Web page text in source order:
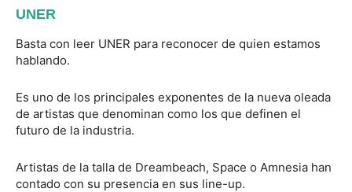
UNER
Basta con leer UNER para reconocer de quien estamos
hablando.
Es uno de los principales exponentes de la nueva oleada
de artistas que denominan como los que definen el
futuro de la industria.
Artistas de la talla de Dreambeach, Space o Amnesia han
contado con su presencia en sus line-up.